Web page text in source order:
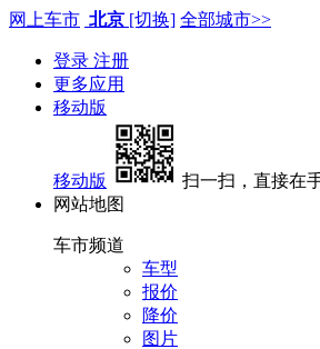
网上车市 北京 [切换] 全部城市>>
登录 注册
更多应用
移动版
移动版
扫一扫，直接在
网站地图
车市频道
车型
报价
降价
图片